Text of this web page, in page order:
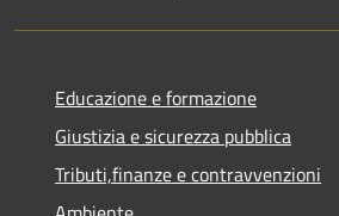
Educazione e formazione
Giustizia e sicurezza pubblica
Tributi,finanze e contravvenzioni